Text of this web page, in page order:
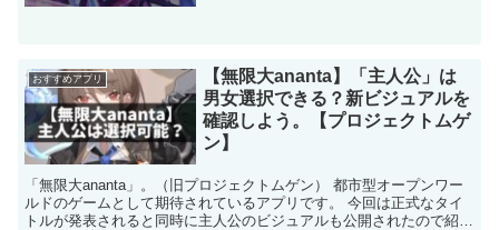
おすすめアプリ
【無限大ananta】「主人公」は
男女選択できる？新ビジュアルを
確認しよう。【プロジェクトムゲ
ン】
「無限大ananta」。（旧プロジェクトムゲン） 都市型オープンワー
ルドのゲームとして期待されているアプリです。 今回は正式なタイ
トルが発表されると同時に主人公のビジュアルも公開されたので紹介